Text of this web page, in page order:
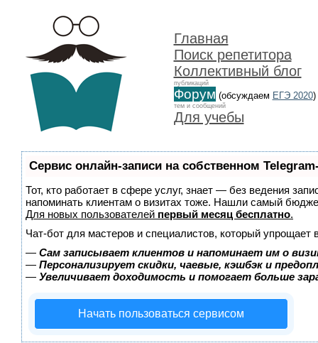
Главная
Поиск репетитора
Коллективный блог
публикаций
Форум (обсуждаем ЕГЭ 2020)
тем и сообщений
Для учебы
Сервис онлайн-записи на собственном
Тот, кто работает в сфере услуг, знает — без ведения
напоминать клиентам о визитах тоже. Нашли самый
Для новых пользователей первый месяц бесплатно.
Чат-бот для мастеров и специалистов, который упрощает
— Сам записывает клиентов и напоминает им о
— Персонализирует скидки, чаевые, кэшбэк и
— Увеличивает доходимость и помогает больше
Начать пользоваться сервисом